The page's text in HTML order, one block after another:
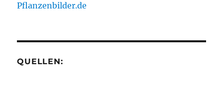
Pflanzenbilder.de
QUELLEN: